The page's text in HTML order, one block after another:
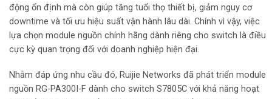
động ổn định mà còn giúp tăng tuổi thọ thiết bị, giảm nguy cơ
downtime và tối ưu hiệu suất vận hành lâu dài. Chính vì vậy, việc
lựa chọn module nguồn chính hãng dành riêng cho switch là điều
cực kỳ quan trọng đối với doanh nghiệp hiện đại.
Nhằm đáp ứng nhu cầu đó, Ruijie Networks đã phát triển module
nguồn RG-PA300I-F dành cho switch S7805C với khả năng hoạt